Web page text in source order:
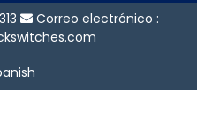
Correo electrónico :